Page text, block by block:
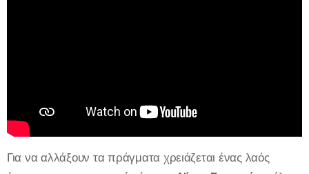
Για να αλλάξουν τα πράγματα χρειάζεται ένας λαός